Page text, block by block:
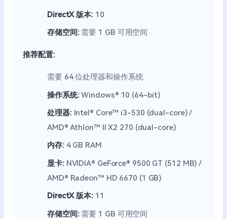
DirectX 版本:10
存储空间:需要 1 GB 可用空间
推荐配置:
需要 64 位处理器和操作系统
操作系统:Windows® 10 (64-bit)
处理器:Intel® Core™ i3-530 (dual-core) /
AMD® Athlon™ II X2 270 (dual-core)
内存:4 GB RAM
显卡:NVIDIA® GeForce® 9500 GT (512 MB) /
AMD® Radeon™ HD 6670 (1 GB)
DirectX 版本:11
存储空间:需要 1 GB 可用空间